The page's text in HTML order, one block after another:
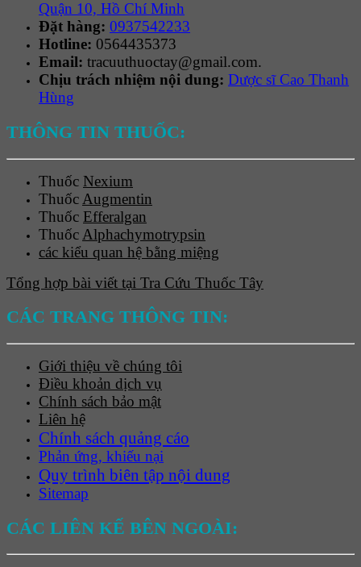
Quận 10, Hồ Chí Minh
Đặt hàng: 0937542233
Hotline: 0564435373
Email: tracuuthuoctay@gmail.com.
Chịu trách nhiệm nội dung: Dược sĩ Cao Thanh
Hùng
THÔNG TIN THUỐC:
Thuốc Nexium
Thuốc Augmentin
Thuốc Efferalgan
Thuốc Alphachymotrypsin
các kiểu quan hệ bằng miệng
Tổng hợp bài viết tại Tra Cứu Thuốc Tây
CÁC TRANG THÔNG TIN:
Giới thiệu về chúng tôi
Điều khoản dịch vụ
Chính sách bảo mật
Liên hệ
Chính sách quảng cáo
Phản ứng, khiếu nại
Quy trình biên tập nội dung
Sitemap
CÁC LIÊN KẾ BÊN NGOÀI: